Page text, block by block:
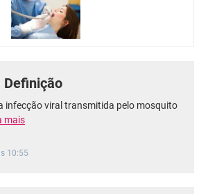
Definição
infecção viral transmitida pelo mosquito
mais
10:55